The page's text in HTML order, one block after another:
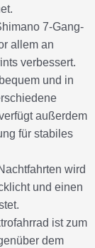
7-Gang-
allem an
verbessert.
und in
außerdem
für stabiles
wird
und einen
ist zum
dem